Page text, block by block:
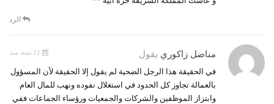
الرد
مناضل زاكوري يقول
في الحقيقة هذا الرجل الضحية لم يقول إلا الحقيقة لأن المسؤول
بالعمالة تجاوز كل الحدود في استغلال نفوده ونهب للمال العام
وابتزاز الموظفين والشركات والجمعيات ورؤساء الجماعات ففي